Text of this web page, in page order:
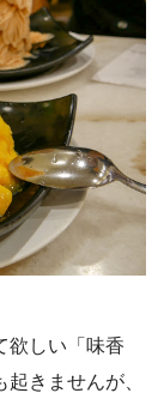
欲しい「味香
きませんが、